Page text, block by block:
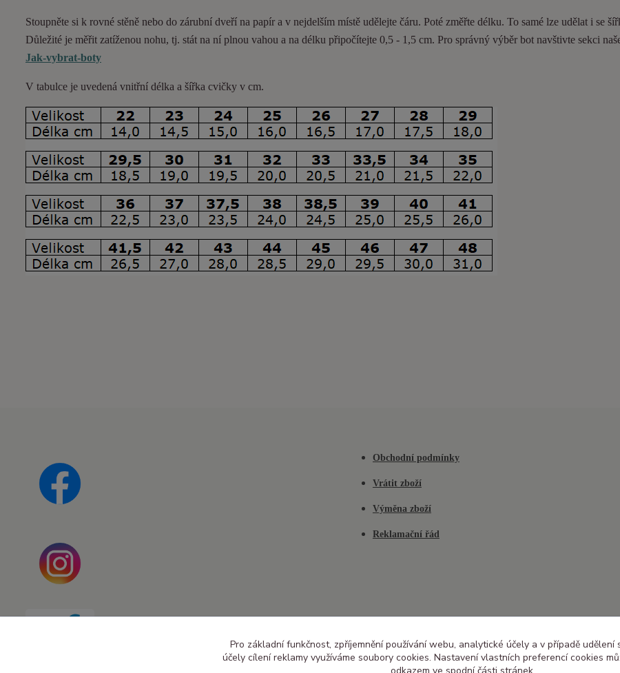
Stoupněte si k rovné stěně nebo do zárubní dveří na papír a v nejdelším místě udělejte čáru. Poté změřte délku. To samé lze udělat i se
Důležité je měřit zatíženou nohu, tj. stát na ní plnou vahou a na délku připočítejte 0,5 - 1,5 cm. Pro správný výběr bot navštivte sekci
Jak-vybrat-boty
V tabulce je uvedená vnitřní délka a šířka cvičky v cm.
Obchodní podmínky
Vrátit zboží
Výměna zboží
Reklamační řád
Pro základní funkčnost, zpříjemnění používání webu, analytické účely a v případě udělení
účely cílení reklamy využíváme soubory cookies. Nastavení vlastních preferencí cookies